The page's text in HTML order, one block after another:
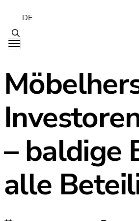
DE
– baldige
alle